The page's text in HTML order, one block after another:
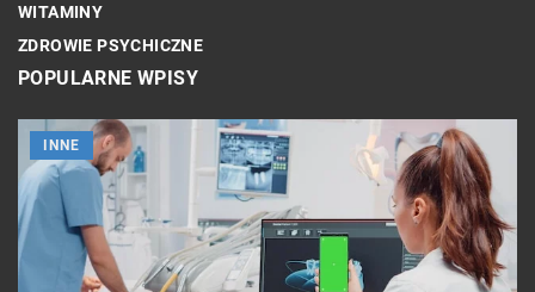
WITAMINY
ZDROWIE PSYCHICZNE
POPULARNE WPISY
INNE